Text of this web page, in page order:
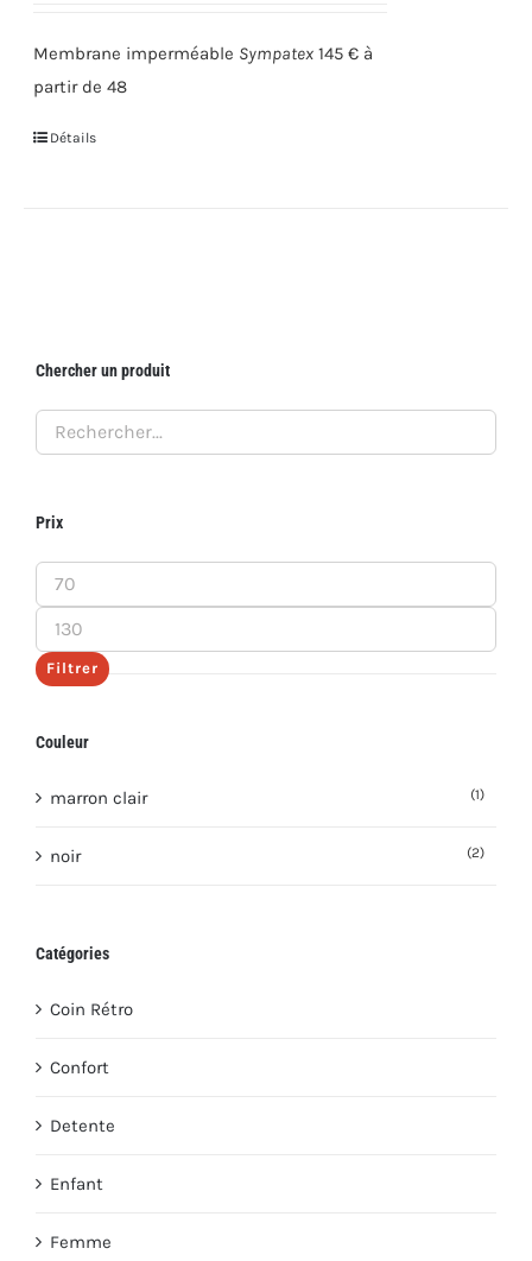
Membrane imperméable Sympatex 145 € à
partir de 48
Détails
Chercher un produit
Prix
Prix
min
Prix
max
Filtrer
Couleur
marron clair (1)
noir (2)
Catégories
Coin Rétro
Confort
Detente
Enfant
Femme